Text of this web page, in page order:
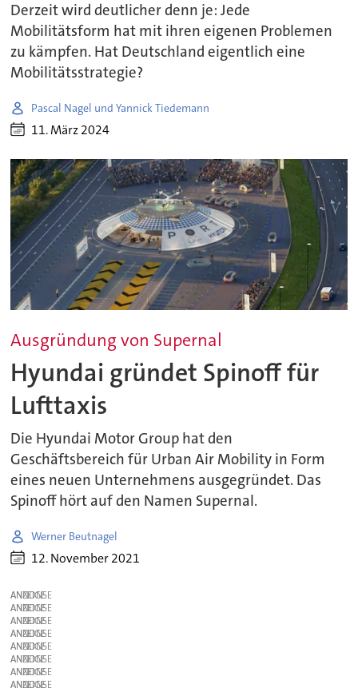
Derzeit wird deutlicher denn je: Jede
Mobilitätsform hat mit ihren eigenen Problemen
zu kämpfen. Hat Deutschland eigentlich eine
Mobilitätsstrategie?
Pascal Nagel und Yannick Tiedemann
11. März 2024
Ausgründung von Supernal
Hyundai gründet Spinoff für
Lufttaxis
Die Hyundai Motor Group hat den
Geschäftsbereich für Urban Air Mobility in Form
eines neuen Unternehmens ausgegründet. Das
Spinoff hört auf den Namen Supernal.
Werner Beutnagel
12. November 2021
ANZEIGE
ANZEIGE
ANZEIGE
ANZEIGE
ANZEIGE
ANZEIGE
ANZEIGE
ANZEIGE